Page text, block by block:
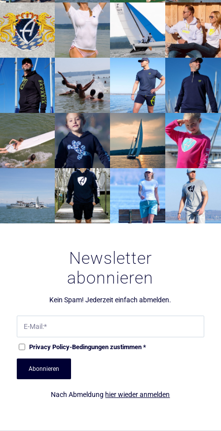
Newsletter
abonnieren
Kein Spam! Jederzeit einfach abmelden.
Privacy Policy-Bedingungen zustimmen *
Nach Abmeldung hier wieder anmelden